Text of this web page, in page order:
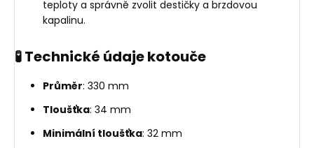
teploty a správně zvolit destičky a brzdovou
kapalinu.
🧪 Technické údaje kotouče
Průměr: 330 mm
Tloušťka: 34 mm
Minimální tloušťka: 32 mm